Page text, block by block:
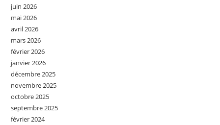
juin 2026
mai 2026
avril 2026
mars 2026
février 2026
janvier 2026
décembre 2025
novembre 2025
octobre 2025
septembre 2025
février 2024